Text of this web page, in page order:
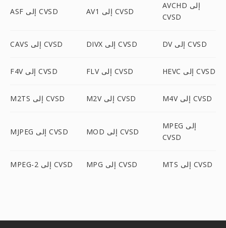
ASF إلى CVSD AV1 إلى CVSD
AVCHD إلى
CVSD
CAVS إلى CVSD DIVX إلى CVSD DV إلى CVSD
F4V إلى CVSD FLV إلى CVSD HEVC إلى CVSD
M2TS إلى CVSD M2V إلى CVSD M4V إلى CVSD
MJPEG إلى CVSD MOD إلى CVSD
MPEG إلى
CVSD
MPEG-2 إلى CVSD MPG إلى CVSD MTS إلى CVSD